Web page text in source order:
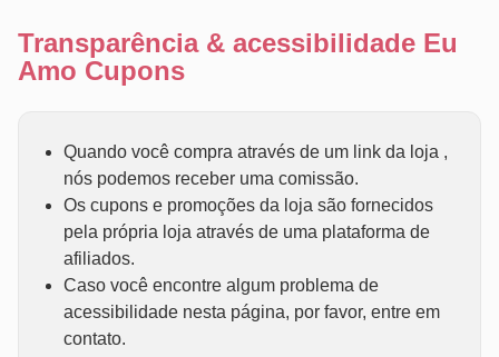
Transparência & acessibilidade Eu
Amo Cupons
Quando você compra através de um link da loja ,
nós podemos receber uma comissão.
Os cupons e promoções da loja são fornecidos
pela própria loja através de uma plataforma de
afiliados.
Caso você encontre algum problema de
acessibilidade nesta página, por favor, entre em
contato.